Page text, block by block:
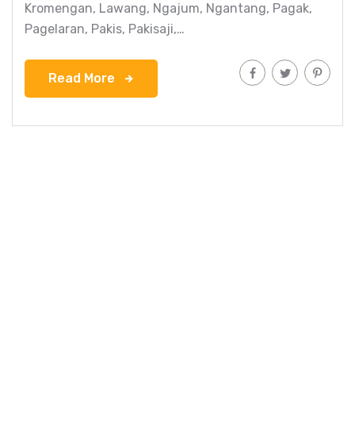
Kromengan, Lawang, Ngajum, Ngantang, Pagak,
Pagelaran, Pakis, Pakisaji,…
Read More